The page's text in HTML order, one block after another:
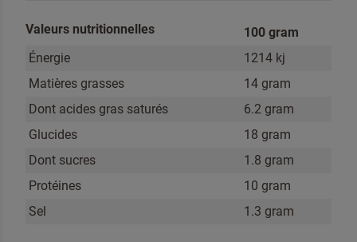
Valeurs nutritionnelles
100 gram
Énergie
1214 kj
Matières grasses
14 gram
Dont acides gras saturés
6.2 gram
Glucides
18 gram
Dont sucres
1.8 gram
Protéines
10 gram
Sel
1.3 gram
Je suis un professionnel
Oui, tenez-moi informé des nouveautés et des
promotions de Dr. Oetker Professionnel
En cliquant sur envoyer, vous acceptez nos conditions générales